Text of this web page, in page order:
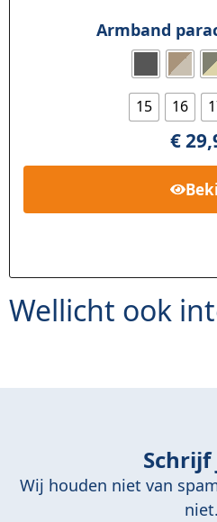
Armband
15 16
€
Wellicht ook
Schrijf
Wij houden niet van
niet.